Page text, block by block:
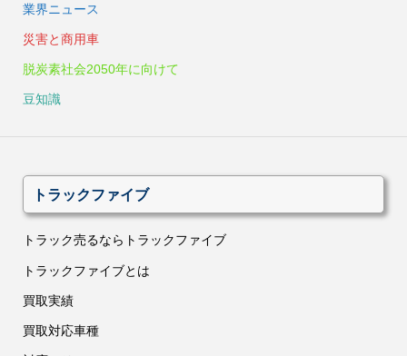
業界ニュース
災害と商用車
脱炭素社会2050年に向けて
豆知識
トラックファイブ
トラック売るならトラックファイブ
トラックファイブとは
買取実績
買取対応車種